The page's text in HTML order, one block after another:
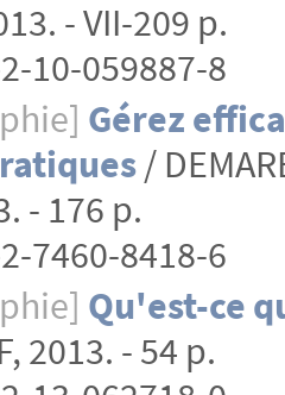
- VII-209 p.
10-059887-8
Gérez
/
- 176 p.
7460-8418-6
Qu'est-ce
2013. - 54 p.